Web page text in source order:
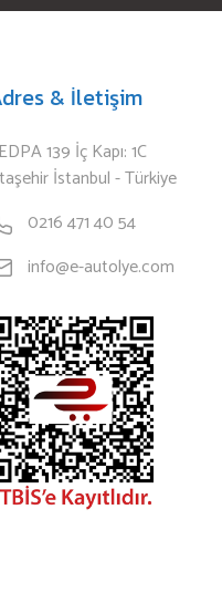
& İletişim
139 İç Kapı: 1C
İstanbul - Türkiye
0216 471 40 54
info@e-autolye.com